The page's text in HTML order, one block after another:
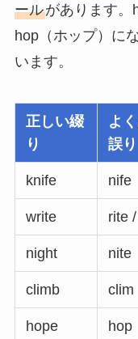
ールがあります。
hop（ホップ）に
います。
正しい綴
り
よ
誤り
knife nife
write rite
night nite
climb clim
hope hop